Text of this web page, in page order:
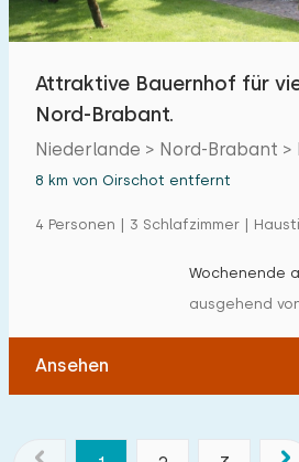
Attraktive Bauernhof für
Nord-Brabant.
Niederlande > Nord-Brabant >
8 km von Oirschot entfernt
4 Personen | 3 Schlafzimmer |
Wochenende
ausgehend
Ansehen